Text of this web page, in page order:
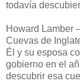
todavía
Howard Lamber
Cuevas de
Él y su esposa
gobierno en el
descubrir esa